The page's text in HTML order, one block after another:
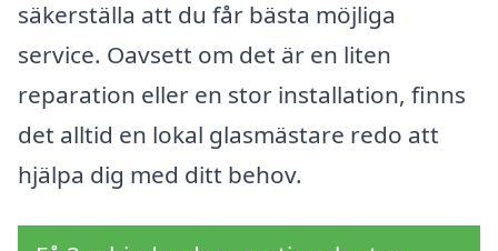
säkerställa att du får bästa möjliga
service. Oavsett om det är en liten
reparation eller en stor installation, finns
det alltid en lokal glasmästare redo att
hjälpa dig med ditt behov.